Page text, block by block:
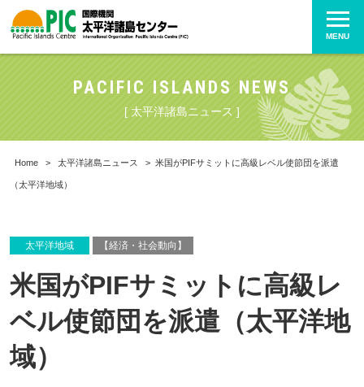
MENU
PACIFIC ISLANDS NEWS
[ 太平洋諸島ニュース ]
Home > 太平洋諸島ニュース > 米国がPIFサミットに高級レベル使節団を派遣
（太平洋地域）
太平洋地域 【経済・社会動向】
米国がPIFサミットに高級レ
ベル使節団を派遣（太平洋地
域）